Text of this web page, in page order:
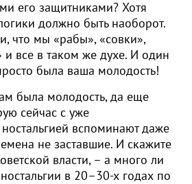
его защитниками? Хотя
должно быть наоборот.
что мы «рабы», «совки»,
все в таком же духе. И один
была ваша молодость!
была молодость, да еще
сейчас с уже
вспоминают даже
не заставшие. И скажите
власти, – а много ли
в 20–30-х годах по